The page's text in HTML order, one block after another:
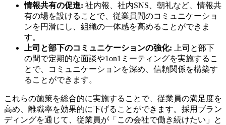
情報共有の促進: 社内報、社内SNS、朝礼など、情報共
有の場を設けることで、従業員間のコミュニケーショ
ンを円滑にし、組織の一体感を高めることができま
す。
上司と部下のコミュニケーションの強化: 上司と部下
の間で定期的な面談や1on1ミーティングを実施するこ
とで、コミュニケーションを深め、信頼関係を構築す
ることができます。
これらの施策を総合的に実施することで、従業員の満足度を
高め、離職率を効果的に下げることができます。採用ブラン
ディングを通じて、従業員が「この会社で働き続けたい」と